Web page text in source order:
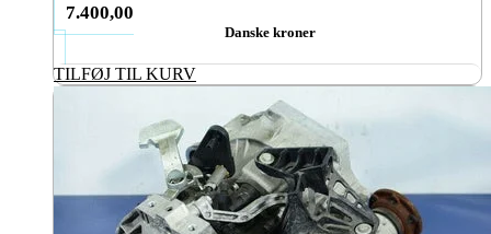
7.400,00
Danske kroner
TILFØJ TIL KURV